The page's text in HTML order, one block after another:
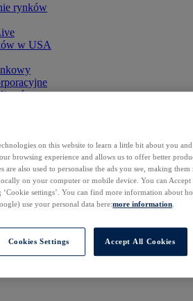
rynków
w USA
on this website to learn a little bit about you
browsing experience and allows us to offer better
are also used to personalise the ads you see, making
on your computer or mobile device. You can
‘Cookie settings’. You can find more information about
use your personal data here:more information
Cookies Settings Accept All Cookies